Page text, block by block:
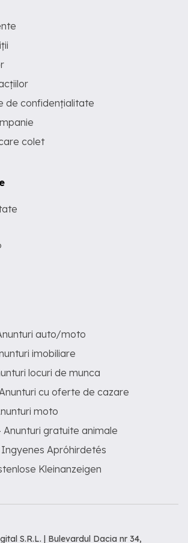
de confidențialitate
colet
auto/moto
imobiliare
locuri de munca
cu oferte de cazare
moto
Anunturi gratuite animale
Apróhirdetés
Kleinanzeigen
S.R.L. | Bulevardul Dacia nr 34,